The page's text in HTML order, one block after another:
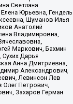
Светлана
Юрьевна, Гендель
Шуманов Илья
Анатолий
Владимировна,
Маркович, Бахмин
Дарья
Анна Дмитриевна,
Александрович,
Левинсон Лев
Петрович,
Захаров Герман